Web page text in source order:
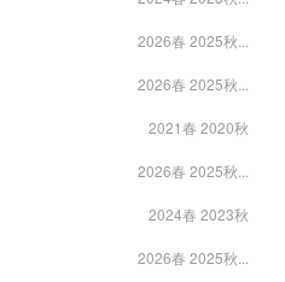
2026春 2025秋...
2026春 2025秋...
2021春 2020秋
2026春 2025秋...
2024春 2023秋
2026春 2025秋...